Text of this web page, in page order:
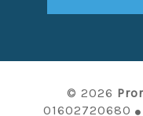
© 2026
01602720680